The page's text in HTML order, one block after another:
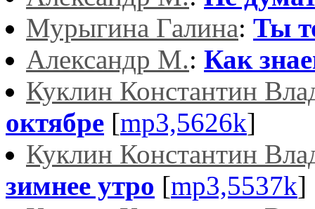
Мурыгина Галина: Ты
Александр М.: Как
Куклин Константин
октябре [mp3,5626k]
Куклин Константин
зимнее утро [mp3,5537k]